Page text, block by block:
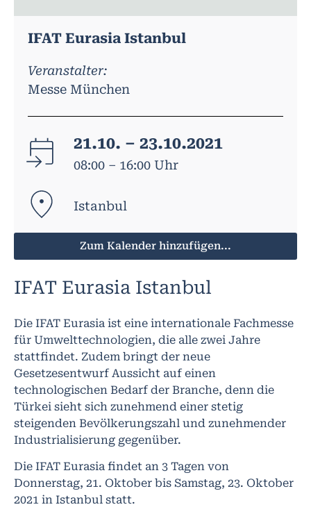
IFAT Eurasia Istanbul
Veranstalter:
Messe München
21.10. – 23.10.2021
08:00 – 16:00 Uhr
Istanbul
Zum Kalender hinzufügen...
IFAT Eurasia Istanbul
Die IFAT Eurasia ist eine internationale Fachmesse
für Umwelttechnologien, die alle zwei Jahre
stattfindet. Zudem bringt der neue
Gesetzesentwurf Aussicht auf einen
technologischen Bedarf der Branche, denn die
Türkei sieht sich zunehmend einer stetig
steigenden Bevölkerungszahl und zunehmender
Industrialisierung gegenüber.
Die IFAT Eurasia findet an 3 Tagen von
Donnerstag, 21. Oktober bis Samstag, 23. Oktober
2021 in Istanbul statt.